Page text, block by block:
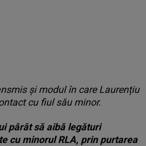
și modul în care Laurențiu
cu fiul său minor.
pârât să aibă legături
cu minorul RLA, prin purtarea